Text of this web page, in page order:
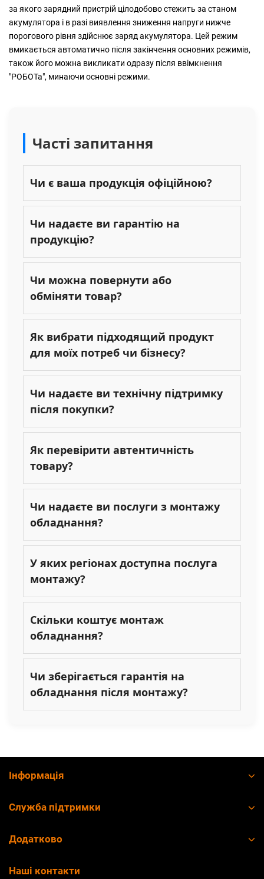
за якого зарядний пристрій цілодобово стежить за станом
акумулятора і в разі виявлення зниження напруги нижче
порогового рівня здійснює заряд акумулятора. Цей режим
вмикається автоматично після закінчення основних режимів,
також його можна викликати одразу після ввімкнення
"РОБОТа", минаючи основні режими.
Часті запитання
Чи є ваша продукція офіційною?
Чи надаєте ви гарантію на
продукцію?
Чи можна повернути або
обміняти товар?
Як вибрати підходящий продукт
для моїх потреб чи бізнесу?
Чи надаєте ви технічну підтримку
після покупки?
Як перевірити автентичність
товару?
Чи надаєте ви послуги з монтажу
обладнання?
У яких регіонах доступна послуга
монтажу?
Скільки коштує монтаж
обладнання?
Чи зберігається гарантія на
обладнання після монтажу?
Інформація
Служба підтримки
Додатково
Наші контакти